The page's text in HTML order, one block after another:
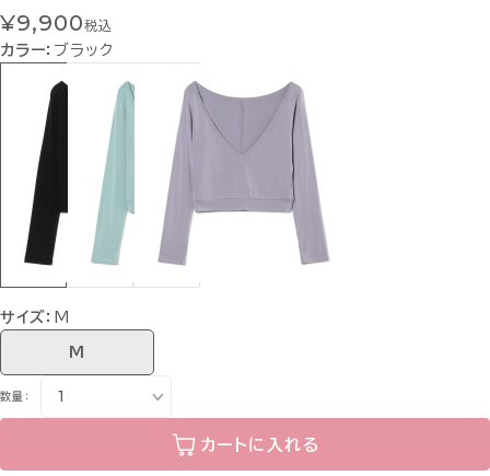
¥9,900税込
カラー： ブラック
サイズ： M
M
数量：
カートに入れる